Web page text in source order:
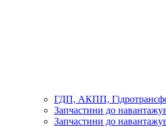
ГДП, АКПП,
Запчастини до
Запчастини до